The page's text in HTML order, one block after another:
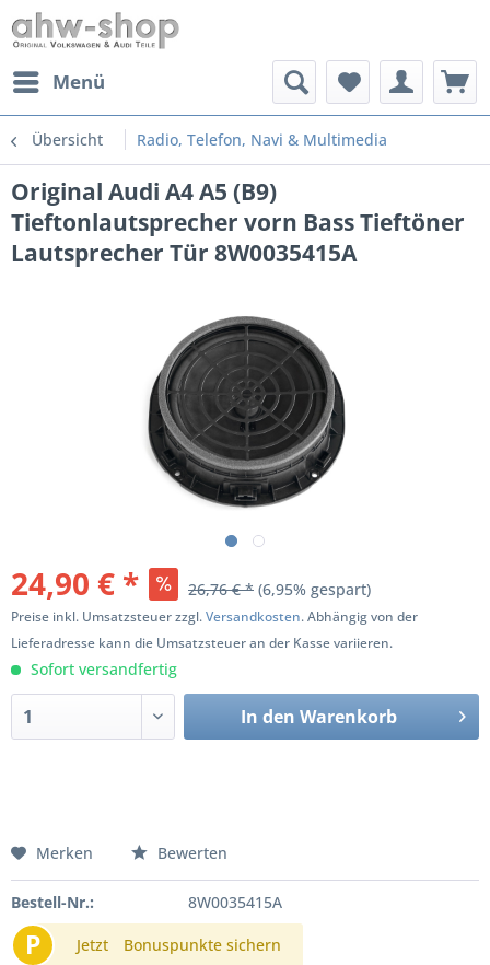
Menü
Übersicht Radio, Telefon, Navi & Multimedia
Original Audi A4 A5 (B9)
Tieftonlautsprecher vorn Bass Tieftöner
Lautsprecher Tür 8W0035415A
24,90 € * 26,76 € * (6,95% gespart)
Preise inkl. Umsatzsteuer zzgl.Versandkosten. Abhängig von der
Lieferadresse kann die Umsatzsteuer an der Kasse variieren.
Sofort versandfertig
In den Warenkorb
Merken Bewerten
Bestell-Nr.: 8W0035415A
P Jetzt Bonuspunkte sichern